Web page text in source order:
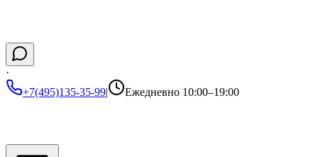
·
+7(495)135-35-99| Ежедневно 10:00–19:00